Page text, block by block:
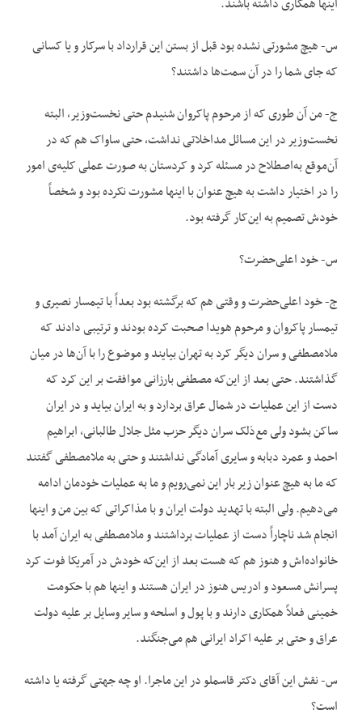
س- هیچ مشورتی نشده بود قبل از بستن این قرارداد با سرکار و یا کسانی
که جای شما را در آن سمت‌ها داشتند؟
ج- من آن طوری که از مرحوم پاکروان شنیدم حتی نخست‌وزیر، البته
نخست‌وزیر در این مسائل مداخلاتی نداشت، حتی ساواک هم که در
آن‌موقع به‌اصطلاح در مسئله کرد و کردستان به صورت عملی کلیه‌ی امور
را در اختیار داشت به هیچ عنوان با اینها مشورت نکرده بود و شخصاً
خودش تصمیم به این‌کار گرفته بود.
س- خود اعلی‌حضرت؟
ج- خود اعلی‌حضرت و وقتی هم که برگشته بود بعداً با تیمسار نصیری و
تیمسار پاکروان و مرحوم هویدا صحبت کرده بودند و ترتیبی دادند که
ملامصطفی و سران دیگر کرد به تهران بیایند و موضوع را با آن‌ها در میان
گذاشتند. حتی بعد از این‌که مصطفی بارزانی موافقت بر این کرد که
دست از این عملیات در شمال عراق بردارد و به ایران بیاید و در ایران
ساکن بشود ولی مع‌ذلک سران دیگر حزب مثل جلال طالبانی، ابراهیم
احمد و عمرد دبابه و سایری آمادگی نداشتند و حتی به ملامصطفی گفتند
که ما به هیچ عنوان زیر بار این نمی‌رویم و ما به عملیات خودمان ادامه
می‌دهیم. ولی البته با تهدید دولت ایران و با مذاکراتی که بین من و اینها
انجام شد ناچاراً دست از عملیات برداشتند و ملامصطفی به ایران آمد با
خانواده‌اش و هنوز هم که هست بعد از این‌که خودش در آمریکا فوت کرد
پسرانش مسعود و ادریس هنوز در ایران هستند و اینها هم با حکومت
خمینی فعلاً همکاری دارند و با پول و اسلحه و سایر وسایل بر علیه دولت
عراق و حتی بر علیه اکراد ایرانی هم می‌جنگند.
س- نقش این آقای دکتر قاسملو در این ماجرا. او چه جهتی گرفته یا داشته
است؟